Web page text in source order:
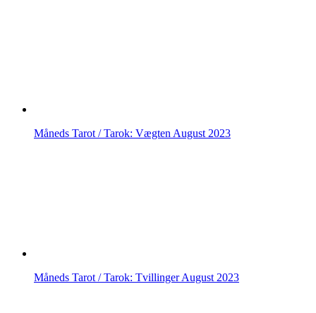
Måneds Tarot / Tarok: Vægten August 2023
Måneds Tarot / Tarok: Tvillinger August 2023